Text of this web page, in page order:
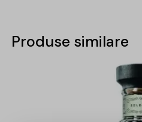
Produse similare